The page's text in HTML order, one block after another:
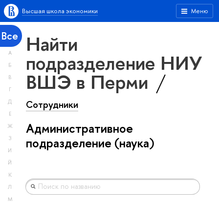
Меню
Высшая школа экономики
Все
А
Б
В
Г
Д
Е
Ж
З
И
Й
К
Л
М
Найти
подразделение НИУ
ВШЭ в Перми
Сотрудники
Административное
подразделение (наука)